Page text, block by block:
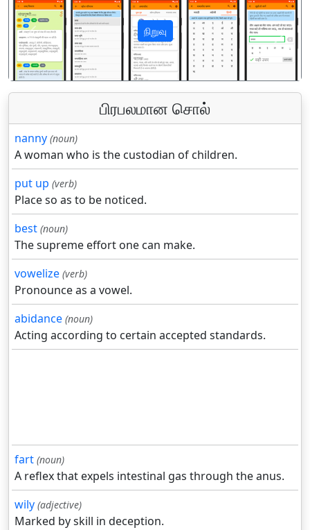
நிறுவு
पिछला अगला
பிரபலமான சொல்
nanny (noun)
A woman who is the custodian of children.
put up (verb)
Place so as to be noticed.
best (noun)
The supreme effort one can make.
vowelize (verb)
Pronounce as a vowel.
abidance (noun)
Acting according to certain accepted standards.
fart (noun)
A reflex that expels intestinal gas through the anus.
wily (adjective)
Marked by skill in deception.